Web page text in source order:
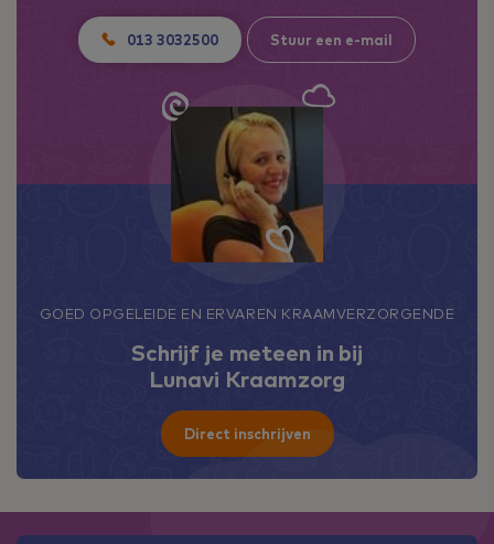
013 3032500 Stuur een e-mail
GOED OPGELEIDE EN ERVAREN KRAAMVERZORGENDE
Schrijf je meteen in bij
Lunavi Kraamzorg
Direct inschrijven